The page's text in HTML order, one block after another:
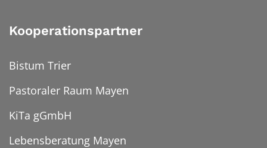
Kooperationspartner
Bistum Trier
Pastoraler Raum Mayen
KiTa gGmbH
Lebensberatung Mayen